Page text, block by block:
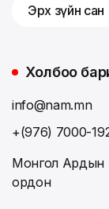
Эрх зүйн сан
Холбоо
info@nam.mn
+(976) 7000-
Монгол Ардын
ордон